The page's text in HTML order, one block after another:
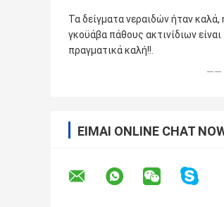
Τα δείγματα νεραιδών ήταν καλά,
γκοϋάβα πάθους ακτινίδιων είναι
πραγματικά καλή!!.
——
ΕΊΜΑΙ ONLINE CHAT